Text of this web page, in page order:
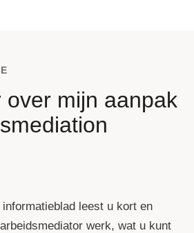
over mijn aanpak
leest u kort en
werk, wat u kunt